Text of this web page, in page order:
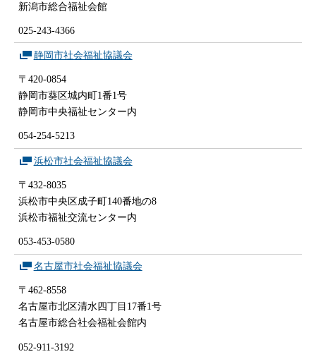
新潟市総合福祉会館
025-243-4366
静岡市社会福祉協議会
〒420-0854
静岡市葵区城内町1番1号
静岡市中央福祉センター内
054-254-5213
浜松市社会福祉協議会
〒432-8035
浜松市中央区成子町140番地の8
浜松市福祉交流センター内
053-453-0580
名古屋市社会福祉協議会
〒462-8558
名古屋市北区清水四丁目17番1号
名古屋市総合社会福祉会館内
052-911-3192